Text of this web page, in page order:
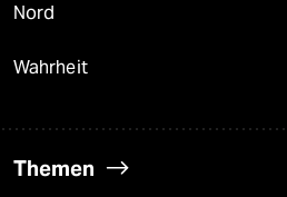
Nord
Wahrheit
Themen